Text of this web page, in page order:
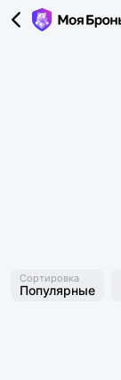
Сортировка
Популярные